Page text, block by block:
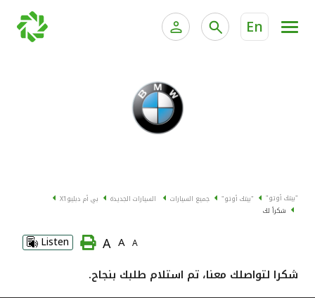
En
الخدمات المصرفية الإلكترونية للأفراد
الخدمات المصرفية الإلكترونية للشركات
الدراجات
"بيتك أوتو" "بيتك أوتو" جميع السيارات السيارات الجديدة بي أم دبليوX1
شكراً لك
A
A
A
Listen
شكرا لتواصلك معنا، تم استلام طلبك بنجاح.